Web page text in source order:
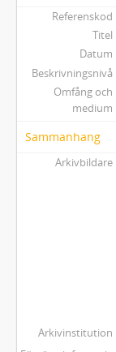
Referenskod
Titel
Datum
Beskrivningsnivå
Omfång och
medium
Sammanhang
Arkivbildare
Arkivinstitution